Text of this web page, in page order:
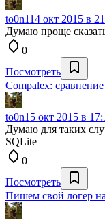
to0n114 окт 2015 в
Думаю проще
0
Посмотреть
Compalex:
to0n1 5 окт 2015 в
Думаю для таких
SQLite
0
Посмотреть
Пишем свой логер